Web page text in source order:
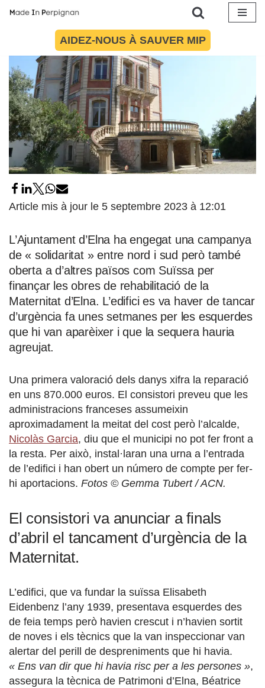
contenu
AIDEZ-NOUS À SAUVER MIP
Article mis à jour le 5 septembre 2023 à 12:01
L’Ajuntament d’Elna ha engegat una campanya
de « solidaritat » entre nord i sud però també
oberta a d’altres països com Suïssa per
finançar les obres de rehabilitació de la
Maternitat d’Elna. L’edifici es va haver de tancar
d’urgència fa unes setmanes per les esquerdes
que hi van aparèixer i que la sequera hauria
agreujat.
Una primera valoració dels danys xifra la reparació
en uns 870.000 euros. El consistori preveu que les
administracions franceses assumeixin
aproximadament la meitat del cost però l’alcalde,
Nicolàs Garcia, diu que el municipi no pot fer front a
la resta. Per això, instal·laran una urna a l’entrada
de l’edifici i han obert un número de compte per fer-
hi aportacions. Fotos © Gemma Tubert / ACN.
El consistori va anunciar a finals
d’abril el tancament d’urgència de la
Maternitat.
L’edifici, que va fundar la suïssa Elisabeth
Eidenbenz l’any 1939, presentava esquerdes des
de feia temps però havien crescut i n’havien sortit
de noves i els tècnics que la van inspeccionar van
alertar del perill de despreniments que hi havia.
« Ens van dir que hi havia risc per a les persones »,
assegura la tècnica de Patrimoni d’Elna, Béatrice